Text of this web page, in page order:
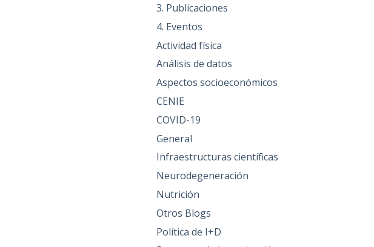
3. Publicaciones
4. Eventos
Actividad física
Análisis de datos
Aspectos socioeconómicos
CENIE
COVID-19
General
Infraestructuras científicas
Neurodegeneración
Nutrición
Otros Blogs
Política de I+D